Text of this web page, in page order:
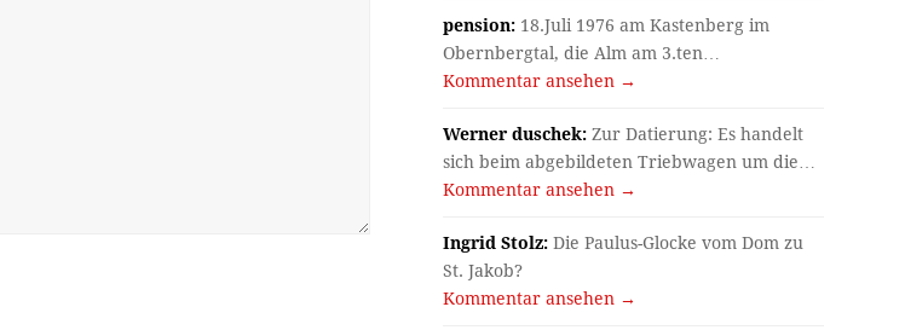
pension: 18.Juli 1976 am Kastenberg im
Obernbergtal, die Alm am 3.ten…
Kommentar ansehen →
Werner duschek: Zur Datierung: Es handelt
sich beim abgebildeten Triebwagen um die…
Kommentar ansehen →
Ingrid Stolz: Die Paulus-Glocke vom Dom zu
St. Jakob?
Kommentar ansehen →